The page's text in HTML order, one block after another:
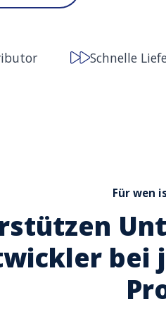
Schnelle
Für wen
bei